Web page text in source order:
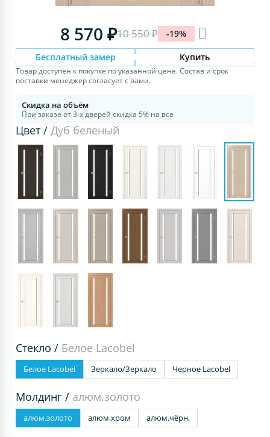
8 570 ₽10 550 ₽ -19%
Бесплатный замер Купить
Товар доступен к покупке по указанной цене. Состав и срок
поставки менеджер согласует с вами.
Скидка на объём
При заказе от 3-х дверей скидка 5% на все
Цвет /Дуб беленый
Стекло / Белое Lacobel
Белое Lacobel Зеркало/Зеркало Черное Lacobel
Молдинг / алюм.золото
алюм.золото алюм.хром алюм.чёрн.